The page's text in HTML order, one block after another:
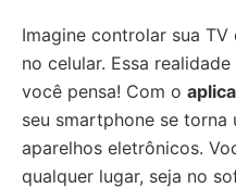
Imagine controlar sua
no celular. Essa
você pensa! Com o
seu smartphone se torna
aparelhos eletrônicos.
qualquer lugar, seja no